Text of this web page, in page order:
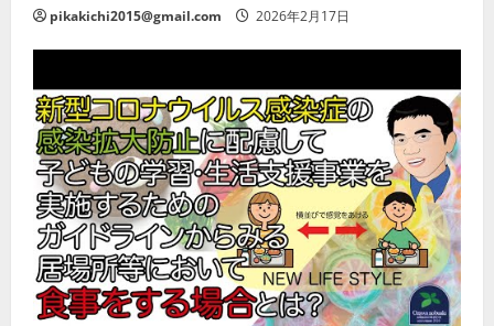
pikakichi2015@gmail.com 2026年2月17日